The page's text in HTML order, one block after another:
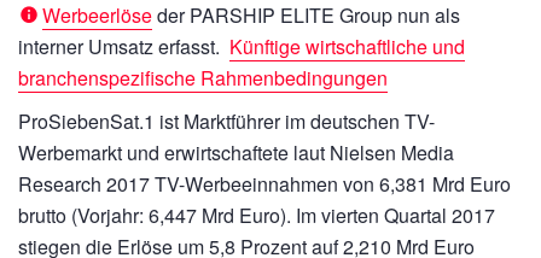
Werbeerlöseder PARSHIP ELITE Group nun als
interner Umsatz erfasst. Künftige wirtschaftliche und
branchenspezifische Rahmenbedingungen
ProSiebenSat.1 ist Marktführer im deutschen TV-
Werbemarkt und erwirtschaftete laut Nielsen Media
Research 2017 TV-Werbeeinnahmen von 6,381 Mrd Euro
brutto (Vorjahr: 6,447 Mrd Euro). Im vierten Quartal 2017
stiegen die Erlöse um 5,8 Prozent auf2,210 Mrd Euro